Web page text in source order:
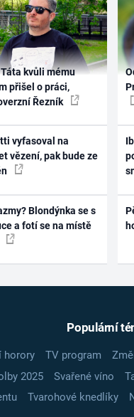
kvůli mému
přišel o práci,
Řezník
vyfasoval na
vězení, pak bude ze
Blondýnka se s
a fotí se na místě
Populární
horory TV program
2025 Svařené víno
Tvarohové knedlíky